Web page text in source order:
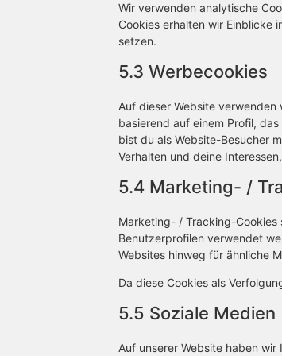
Wir verwenden analytische
Cookies erhalten wir Einblicke
setzen.
5.3 Werbecookies
Auf dieser Website
basierend auf einem Profil,
bist du als Website-Besucher
Verhalten und deine
5.4 Marketing- /
Marketing- / Tracking-Cookies
Benutzerprofilen verwendet
Websites hinweg für ähnliche
Da diese Cookies als
5.5 Soziale Medien
Auf unserer Website haben